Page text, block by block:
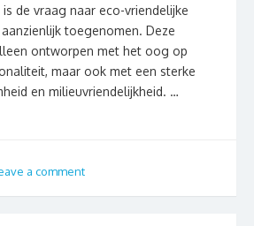
de vraag naar eco-vriendelijke
toegenomen. Deze
ontworpen met het oog op
maar ook met een sterke
en milieuvriendelijkheid. …
a comment